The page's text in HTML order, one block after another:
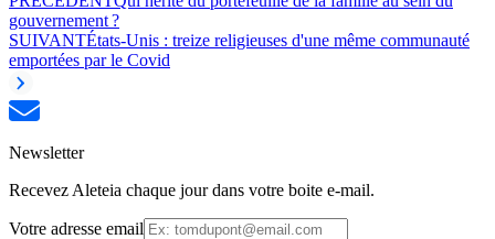
gouvernement ?
SUIVANTÉtats-Unis : treize religieuses d'une même communauté
emportées par le Covid
Newsletter
Recevez Aleteia chaque jour dans votre boite e-mail.
Votre adresse email